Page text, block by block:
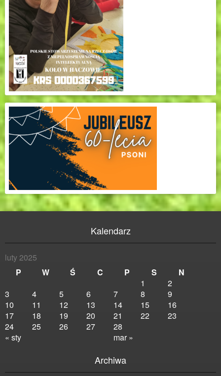
Kalendarz
luty 2025
P
W Ś C P S N
« sty mar »
1
2
3
4 5 6 7 8
9
10
11 12 13 14 15
16
17
18 19 20 21 22
23
24
25 26 27 28
Archiwa